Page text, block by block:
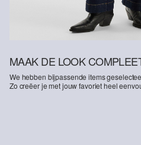
MAAK DE LOOK
We hebben bijpassende items
Zo creëer je met jouw favoriet heel